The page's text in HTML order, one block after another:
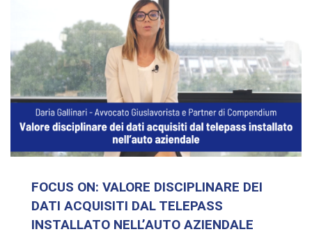
FOCUS ON: VALORE DISCIPLINARE DEI
DATI ACQUISITI DAL TELEPASS
INSTALLATO NELL’AUTO AZIENDALE